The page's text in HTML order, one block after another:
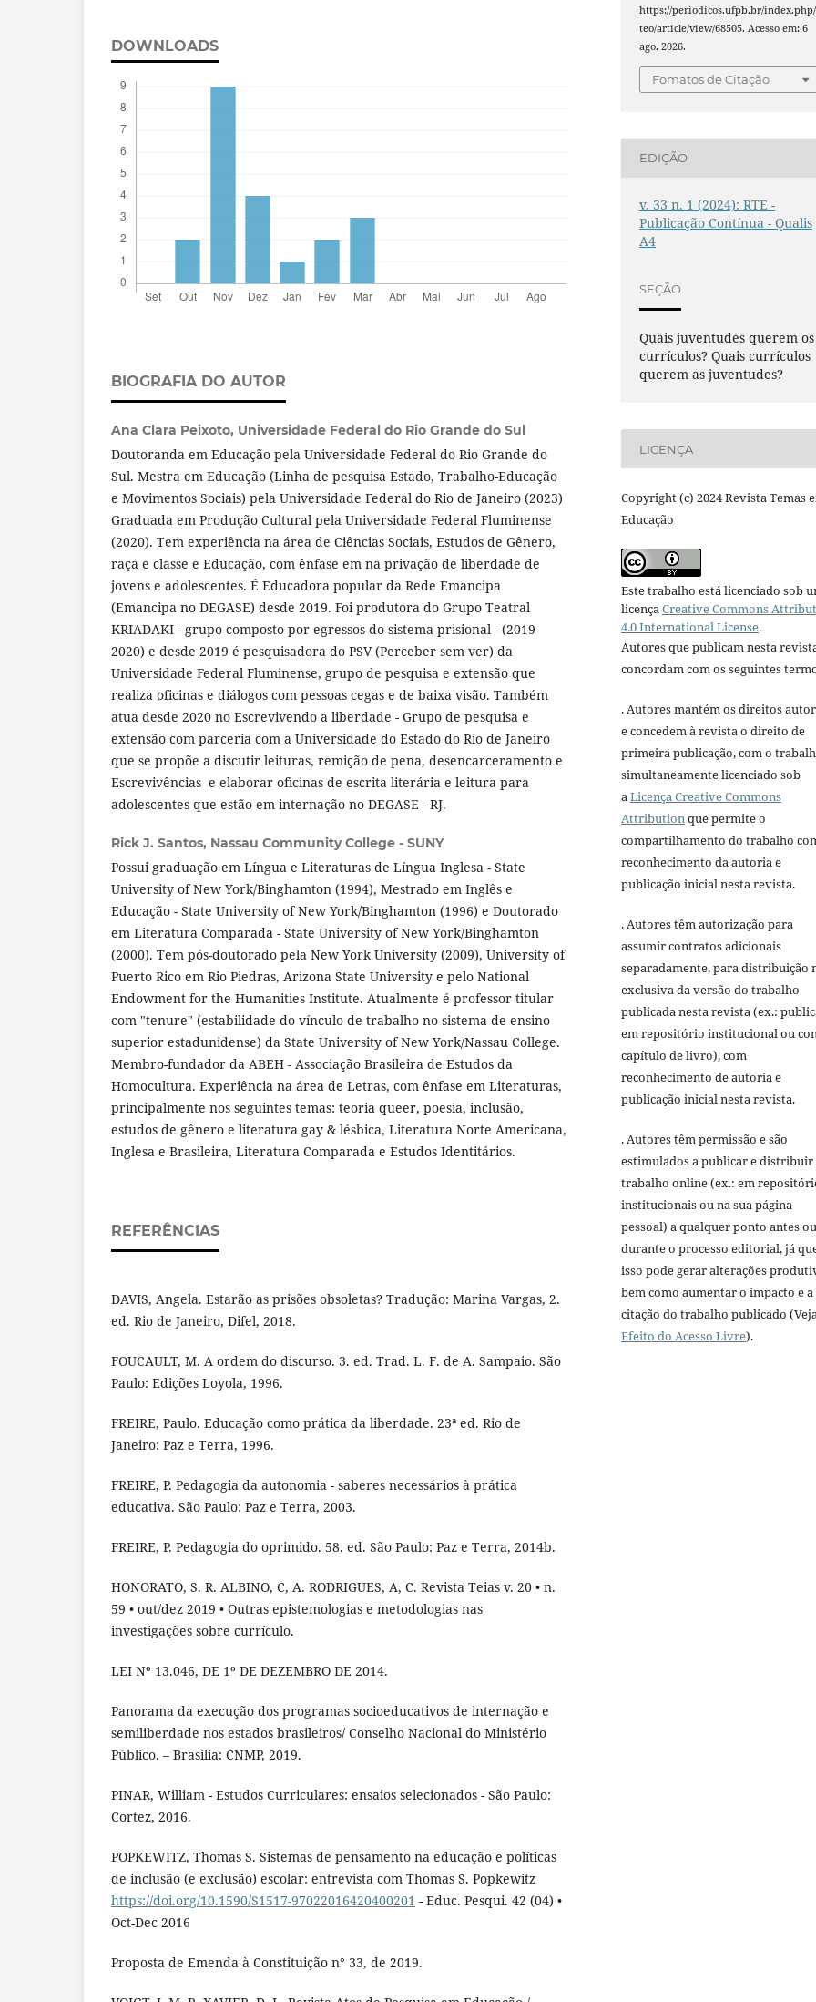
DOWNLOADS
BIOGRAFIA DO AUTOR
Ana Clara Peixoto, Universidade Federal do Rio Grande do Sul
Doutoranda em Educação pela Universidade Federal do Rio Grande do
Sul. Mestra em Educação (Linha de pesquisa Estado, Trabalho-Educação
e Movimentos Sociais) pela Universidade Federal do Rio de Janeiro (2023)
Graduada em Produção Cultural pela Universidade Federal Fluminense
(2020). Tem experiência na área de Ciências Sociais, Estudos de Gênero,
raça e classe e Educação, com ênfase em na privação de liberdade de
jovens e adolescentes. É Educadora popular da Rede Emancipa
(Emancipa no DEGASE) desde 2019. Foi produtora do Grupo Teatral
KRIADAKI - grupo composto por egressos do sistema prisional - (2019-
2020) e desde 2019 é pesquisadora do PSV (Perceber sem ver) da
Universidade Federal Fluminense, grupo de pesquisa e extensão que
realiza oficinas e diálogos com pessoas cegas e de baixa visão. Também
atua desde 2020 no Escrevivendo a liberdade - Grupo de pesquisa e
extensão com parceria com a Universidade do Estado do Rio de Janeiro
que se propõe a discutir leituras, remição de pena, desencarceramento e
Escrevivências e elaborar oficinas de escrita literária e leitura para
adolescentes que estão em internação no DEGASE - RJ.
Rick J. Santos, Nassau Community College - SUNY
Possui graduação em Língua e Literaturas de Língua Inglesa - State
University of New York/Binghamton (1994), Mestrado em Inglês e
Educação - State University of New York/Binghamton (1996) e Doutorado
em Literatura Comparada - State University of New York/Binghamton
(2000). Tem pós-doutorado pela New York University (2009), University of
Puerto Rico em Rio Piedras, Arizona State University e pelo National
Endowment for the Humanities Institute. Atualmente é professor titular
com "tenure" (estabilidade do vínculo de trabalho no sistema de ensino
superior estadunidense) da State University of New York/Nassau College.
Membro-fundador da ABEH - Associação Brasileira de Estudos da
Homocultura. Experiência na área de Letras, com ênfase em Literaturas,
principalmente nos seguintes temas: teoria queer, poesia, inclusão,
estudos de gênero e literatura gay & lésbica, Literatura Norte Americana,
Inglesa e Brasileira, Literatura Comparada e Estudos Identitários.
REFERÊNCIAS
DAVIS, Angela. Estarão as prisões obsoletas? Tradução: Marina Vargas, 2.
ed. Rio de Janeiro, Difel, 2018.
FOUCAULT, M. A ordem do discurso. 3. ed. Trad. L. F. de A. Sampaio. São
Paulo: Edições Loyola, 1996.
FREIRE, Paulo. Educação como prática da liberdade. 23ª ed. Rio de
Janeiro: Paz e Terra, 1996.
FREIRE, P. Pedagogia da autonomia - saberes necessários à prática
educativa. São Paulo: Paz e Terra, 2003.
FREIRE, P. Pedagogia do oprimido. 58. ed. São Paulo: Paz e Terra, 2014b.
HONORATO, S. R. ALBINO, C, A. RODRIGUES, A, C. Revista Teias v. 20 • n.
59 • out/dez 2019 • Outras epistemologias e metodologias nas
investigações sobre currículo.
LEI Nº 13.046, DE 1º DE DEZEMBRO DE 2014.
Panorama da execução dos programas socioeducativos de internação e
semiliberdade nos estados brasileiros/ Conselho Nacional do Ministério
Público. – Brasília: CNMP, 2019.
PINAR, William - Estudos Curriculares: ensaios selecionados - São Paulo:
Cortez, 2016.
POPKEWITZ, Thomas S. Sistemas de pensamento na educação e políticas
de inclusão (e exclusão) escolar: entrevista com Thomas S. Popkewitz
https://doi.org/10.1590/S1517-97022016420400201 - Educ. Pesqui. 42 (04) •
Oct-Dec 2016
Proposta de Emenda à Constituição n° 33, de 2019.
https://periodicos.ufpb.br/
teo/article/view/68505. Acesso em: 6
ago. 2026.
Fomatos de Citação
EDIÇÃO
v. 33 n. 1 (2024): RTE -
Publicação Contínua - Qualis
A4
SEÇÃO
Quais juventudes querem os
currículos? Quais currículos
querem as juventudes?
LICENÇA
Copyright (c) 2024 Revista Temas
Educação
Este trabalho está licenciado sob
licençaCreative Commons
4.0 International License.
Autores que publicam nesta
concordam com os seguintes
. Autores mantém os direitos
e concedem à revista o direito de
primeira publicação, com o
simultaneamente licenciado sob
aLicença Creative Commons
Attributionque permite o
compartilhamento do trabalho
reconhecimento da autoria e
publicação inicial nesta revista.
. Autores têm autorização para
assumir contratos adicionais
separadamente, para distribuição
exclusiva da versão do trabalho
publicada nesta revista (ex.:
em repositório institucional ou
capítulo de livro), com
reconhecimento de autoria e
publicação inicial nesta revista.
. Autores têm permissão e são
estimulados a publicar e distribuir
trabalho online (ex.: em
institucionais ou na sua página
pessoal) a qualquer ponto antes ou
durante o processo editorial, já
isso pode gerar alterações
bem como aumentar o impacto e a
citação do trabalho publicado
Efeito do Acesso Livre).